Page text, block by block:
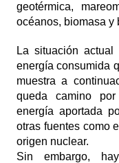
geotérmica,
océanos, biomasa y
La situación
energía consumida
muestra a
queda camino
energía aportada
otras fuentes como
origen nuclear.
Sin embargo,